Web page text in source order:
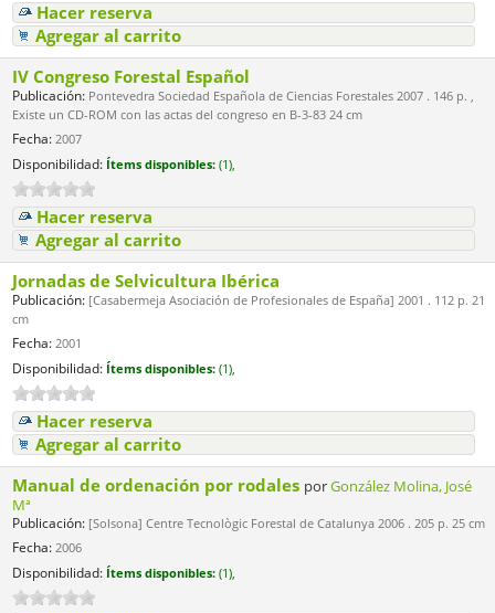
Hacer reserva
Agregar al carrito
IV Congreso Forestal Español
Publicación: Pontevedra Sociedad Española de Ciencias Forestales 2007 . 146 p. ,
Existe un CD-ROM con las actas del congreso en B-3-83 24 cm
Fecha: 2007
Disponibilidad: Ítems disponibles: (1),
Hacer reserva
Agregar al carrito
Jornadas de Selvicultura Ibérica
Publicación: [Casabermeja Asociación de Profesionales de España] 2001 . 112 p. 21
cm
Fecha: 2001
Disponibilidad: Ítems disponibles: (1),
Hacer reserva
Agregar al carrito
Manual de ordenación por rodales porGonzález Molina, José
Mª
Publicación: [Solsona] Centre Tecnològic Forestal de Catalunya 2006 . 205 p. 25 cm
Fecha: 2006
Disponibilidad: Ítems disponibles: (1),